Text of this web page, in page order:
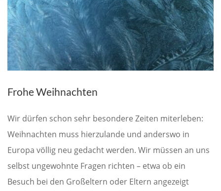
Frohe Weihnachten
Wir dürfen schon sehr besondere Zeiten miterleben:
Weihnachten muss hierzulande und anderswo in
Europa völlig neu gedacht werden. Wir müssen an uns
selbst ungewohnte Fragen richten – etwa ob ein
Besuch bei den Großeltern oder Eltern angezeigt